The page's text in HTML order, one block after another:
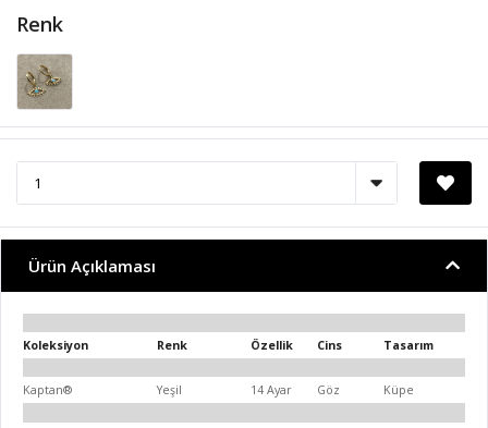
Renk
Ürün Açıklaması
Koleksiyon Renk Özellik Cins Tasarım
Kaptan® Yeşil 14 Ayar Göz Küpe